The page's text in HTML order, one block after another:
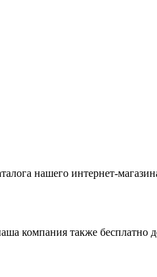
нашего интернет-магазина
компания также